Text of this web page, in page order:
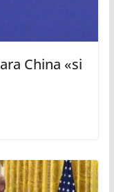
China «si